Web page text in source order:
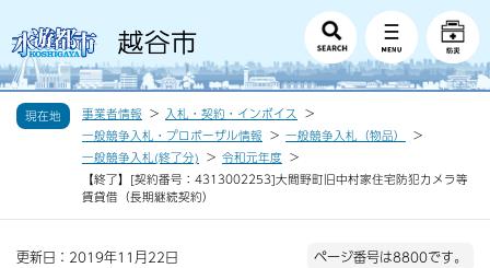
現在地 事業者情報
入札・契約・インボイス
一般競争入札・プロポーザル情報
一般競争入札（物品）
一般競争入札(終了分)
令和元年度
【終了】[契約番号：4313002253]大間野町旧中村家住宅防犯カメラ等
賃貸借（長期継続契約）
更新日：2019年11月22日 ページ番号は8800です。